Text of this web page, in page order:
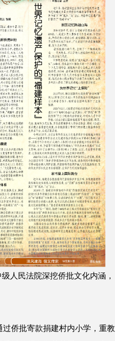
人民法院深挖侨批文化内涵，
侨批寄款捐建村内小学，重教